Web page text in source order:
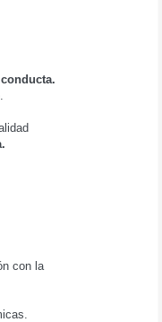
con la